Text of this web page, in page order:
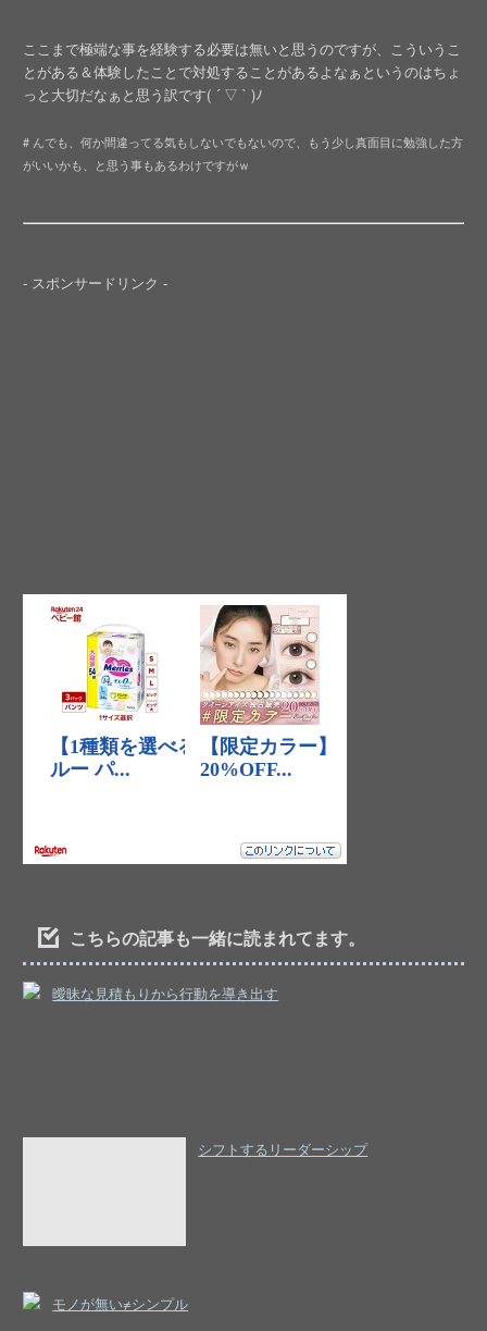
ここまで極端な事を経験する必要は無いと思うのですが、こういうこ
とがある＆体験したことで対処することがあるよなぁというのはちょ
っと大切だなぁと思う訳です( ´ ▽ ` )ﾉ
# んでも、何か間違ってる気もしないでもないので、もう少し真面目に勉強した方
がいいかも、と思う事もあるわけですがｗ
- スポンサードリンク -
こちらの記事も一緒に読まれてます。
曖昧な見積もりから行動を導き出す
シフトするリーダーシップ
モノが無い≠シンプル